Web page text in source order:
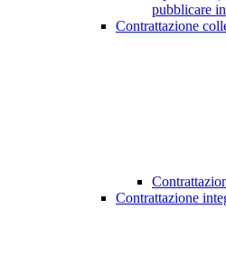
pubblicare
Contrattazione
Contrattazione